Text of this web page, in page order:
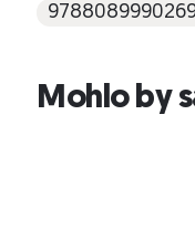
Mohlo by